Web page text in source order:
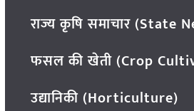
राज्य कृषि समाचार (State
फसल की खेती (Crop
उद्यानिकी (Horticulture)